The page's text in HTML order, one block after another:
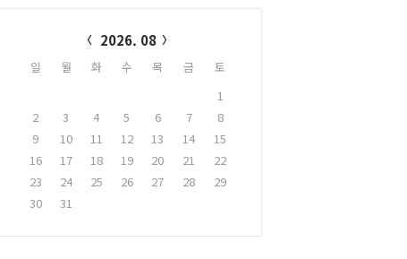
2026. 08
일 월 화 수 목 금
토
1
2
3 4 5 6 7
8
9
10 11 12 13 14
15
16
17 18 19 20 21
22
23
24 25 26 27 28
29
30
31